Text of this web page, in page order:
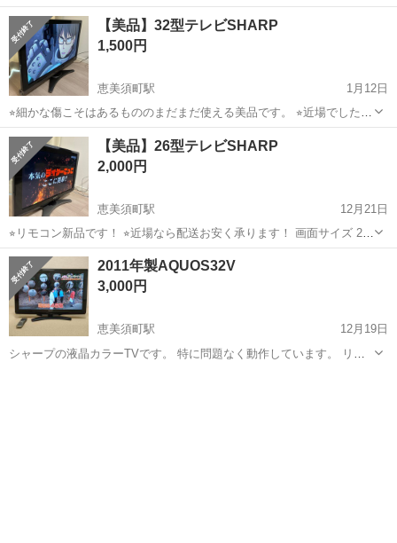
【美品】32型テレビSHARP
1,500円
恵美須町駅
1月12日
⭐︎細かな傷こそはあるもののまだまだ使える美品です。 ⭐︎近場でしたら
お安く配送いたします。 画面サイズ：32V型 解像度：ハイビジョン
（1366x768） バックライト：LEDバックライト搭載 特徴：UV2A技術
採用パネ...
大阪 大阪市 恵美須町駅 テレビ
【美品】26型テレビSHARP
2,000円
恵美須町駅
12月21日
⭐︎リモコン新品です！ ⭐︎近場なら配送お安く承ります！ 画面サイズ 26
インチ ブランド シャープ(SHARP) ディスプレイ技術 液晶 解像度 ハ
イビジョン 特徴 ー 付属コンポーネント リモコン/転倒防止用部品 表
示...
大阪 大阪市 恵美須町駅 テレビ
2011年製AQUOS32V
3,000円
恵美須町駅
12月19日
シャープの液晶カラーTVです。 特に問題なく動作しています。 リモ